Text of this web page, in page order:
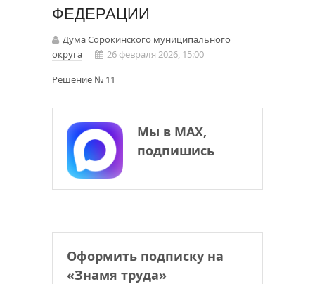
ФЕДЕРАЦИИ
Дума Сорокинского муниципального
округа
26 февраля 2026, 15:00
Решение № 11
Мы в МАХ,
подпишись
Оформить подписку на
«Знамя труда»